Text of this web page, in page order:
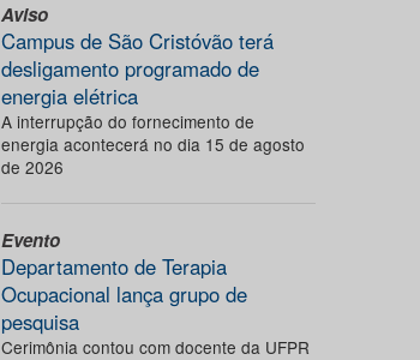
Aviso
Campus de São Cristóvão terá
desligamento programado de
energia elétrica
A interrupção do fornecimento de
energia acontecerá no dia 15 de agosto
de 2026
Evento
Departamento de Terapia
Ocupacional lança grupo de
pesquisa
Cerimônia contou com docente da UFPR